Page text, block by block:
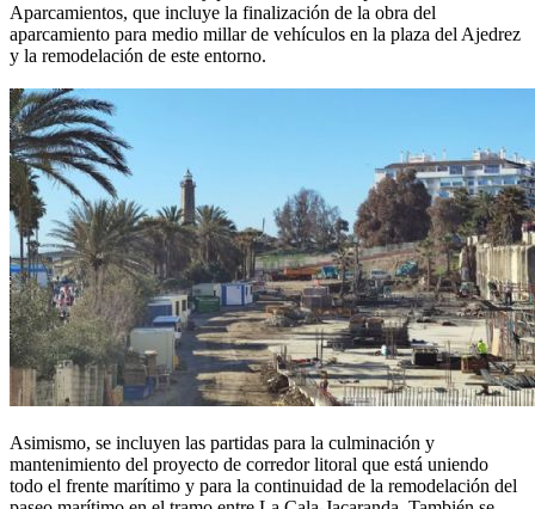
Aparcamientos, que incluye la finalización de la obra del
aparcamiento para medio millar de vehículos en la plaza del Ajedrez
y la remodelación de este entorno.
Asimismo, se incluyen las partidas para la culminación y
mantenimiento del proyecto de corredor litoral que está uniendo
todo el frente marítimo y para la continuidad de la remodelación del